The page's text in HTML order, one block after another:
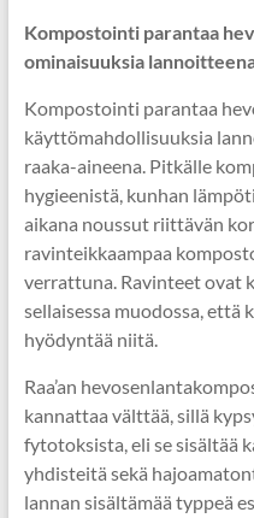
Kompostointi parantaa
ominaisuuksia
Kompostointi parantaa
käyttömahdollisuuksia
raaka-aineena. Pitkälle
hygieenistä, kunhan
aikana noussut riittävän
ravinteikkaampaa
verrattuna. Ravinteet ovat
sellaisessa muodossa, että
hyödyntää niitä.
Raa’an
kannattaa välttää, sillä
fytotoksista, eli se sisältää
yhdisteitä sekä
lannan sisältämää typpeä